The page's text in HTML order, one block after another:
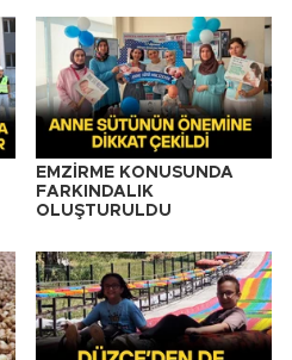
EMZİRME KONUSUNDA
FARKINDALIK
OLUŞTURULDU